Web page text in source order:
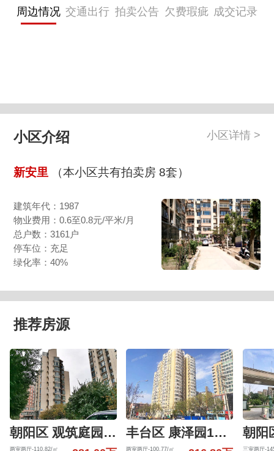
周边情况 交通出行 拍卖公告 欠费瑕疵 成交记录
小区介绍 小区详情 >
新安里 （本小区共有拍卖房 8套）
建筑年代：1987
物业费用：0.6至0.8元/平米/月
总户数：3161户
停车位：充足
绿化率：40%
推荐房源
朝阳区 观筑庭园601号楼6层6-01-6-B
两室两厅-110.82/㎡
丰台区 康泽园15号楼4层405（康泽园）
两室两厅-100.77/㎡ 三室两厅-